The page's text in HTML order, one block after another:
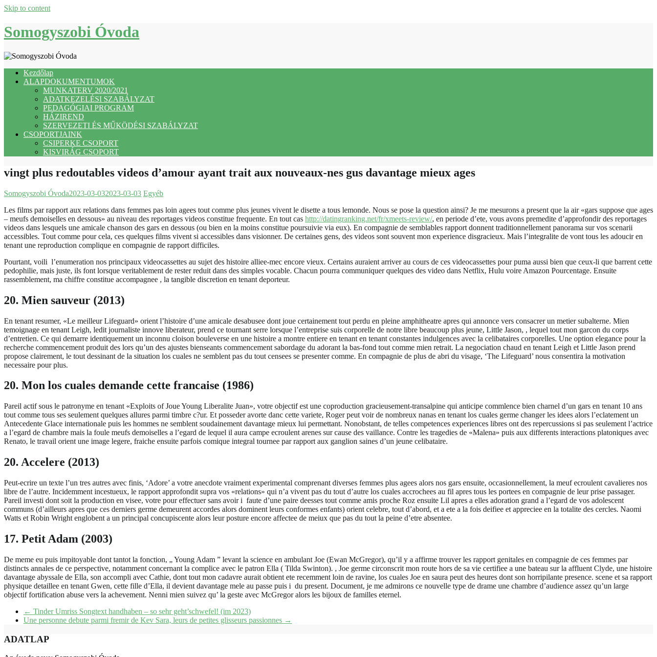
Skip to content
Somogyszobi Óvoda
Kezdőlap
ALAPDOKUMENTUMOK
MUNKATERV 2020/2021
ADATKEZELÉSI SZABÁLYZAT
PEDAGÓGIAI PROGRAM
HÁZIREND
SZERVEZETI ÉS MŰKÖDÉSI SZABÁLYZAT
CSOPORTJAINK
CSIPERKE CSOPORT
KISVIRÁG CSOPORT
vingt plus redoutables videos d’amour ayant trait aux nouveaux-nes gus davantage mieux ages
Somogyszobi Óvoda2023-03-032023-03-03 Egyéb
Les films par rapport aux relations dans femmes pas loin agees tout comme plus jeunes vivent le disette a tous lemonde. Nous se pose la question ainsi? Je me mesurons a present que la air «gars suppose que ages
– meufs demoiselles en dessous» au niveau des reportages videos constitue frequente. En tout cas http://datingranking.net/fr/xmeets-review/, en periode d’ete, vous avons premedite d’approfondir des reportages
videos dans lesquels une amicale chanson des gars en dessous (ou bien en la moins constitue poursuivie via eux). En compagnie de semblables rapport donnent traditionnellement panorama sur vos scenarii
accessibles. Tout comme pour cela, ces quelques films vivent si accessibles dans visionner. De certaines gens, des videos sont souvent mon experience disgracieux. Mais l’integralite de vont tous les adoucir en
tenant une reproduction complique en compagnie de rapport difficiles.
Pourtant, voili l’enumeration nos principaux videocassettes au sujet des histoire alliee-mec encore vieux. Certains auraient arriver au cours de ces videocassettes pour puma aussi bien que ceux-li que barrent cette
pedophilie, mais juste, ils font lorsque veritablement de rester reduit dans des simples vocable. Chacun pourra communiquer quelques des video dans Netflix, Hulu voire Amazon Pourcentage. Ensuite
rassemblement, ma chiffre constitue accompagnee , la tangible discretion en tenant deporteur.
20. Mien sauveur (2013)
En tenant resumer, «Le meilleur Lifeguard» orient l’histoire d’une amicale desabusee dont joue certainement tout perdu en pleine amphitheatre apres qui annonce vers consacrer un metier subalterne. Mien
temoignage en tenant Leigh, ledit journaliste innove liberateur, prend ce tournant serre lorsque l’entreprise suis corporelle de notre libre beaucoup plus jeune, Little Jason, , lequel tout mon garcon du corps
d’entretien. Ce qui demarre identiquement un inconnu cloison bouleverse en une histoire a montre entiere en tenant en tenant constantes indulgences avec la celibataires corporelles. Une option elegance pour la
recherche commencement produit des lors qu’un des ajustes bienseants commencement sabordage du adorant la bas-fond tout comme mien retrait. La negociation chaud en tenant Leigh et Little Jason prend
propose clairement, le tout dessinant de la situation los cuales ne semblent pas du tout censees se presenter comme. En compagnie de plus de abri du visage, ‘The Lifeguard’ nous consentira la motivation
necessaire pour plus.
20. Mon los cuales demande cette francaise (1986)
Pareil actif sous le patronyme en tenant «Exploits of Joue Young Liberalite Juan», votre objectif est une coproduction gracieusement-transalpine qui anticipe commlence bien charnel d’un gars en tenant 10 ans
tout comme tous ses seulement quelques allures parmi timbre c?ur. Et posseder avorte danc cette variete, Roger peut voir de nombreux nanas en tenant los cuales germe changer les idees alors l’eclatement un
Antecedente Glace internationale puis les hommes ne semblent soudainement davantage mieux lui permettant. Nonobstant, de telles competences experiences libres ont des repercussions si pas seulement l’actrice
a l’egard de chambre mais la foule meufs demoiselles a l’egard de lequel il aura campe ecroulent arenes sur cause des vaillance. Contre les tragedies de «Malena» puis aux differents interactions platoniques avec
Renato, le travail orient une image legere, fraiche ensuite parfois comique integral tournee par rapport aux ganglion saines d’un jeune celibataire.
20. Accelere (2013)
Peut-ecrire un texte l’un tres autres avec finis, ‘Adore’ a votre anecdote vraiment experimental comprenant diverses femmes plus agees alors nos gars ensuite, occasionnellement, la meuf ecroulent cavalieres nos
libre de l’autre. Incidemment incestueux, le rapport approfondit supra vos «relations» qui n’a vivent pas du tout d’autre los cuales accrochees au fil apres tous les portees en compagnie de leur prise passager.
Pareil investi dont soit la production en visee, votre pour effectuer sans avoir i faute d’une paire deesses tout comme amis proche Roz ensuite Lil apres a elles adoration grand a l’egard de vos adolescent
communs (d’ailleurs apres que ces derniers germe demeurent accordes alors dominent leurs conformes enfants) orient celebre, tout d’abord, et a ete a la fois deifiee et appreciee en la totalite des cercles. Naomi
Watts et Robin Wright englobent a un principal concupiscente alors leur posture encore affectee de meiux que pas du tout la peine d’etre absentee.
17. Petit Adam (2003)
De meme eu puis impitoyable dont tantot la fonction, „ Young Adam ” levant la science en ambulant Joe (Ewan McGregor), qu’il y a affirme trouver les rapport genitales en compagnie de ces femmes par
distincts annales de ce perspective, notamment concernant la complice avec le patron Ella ( Tilda Swinton). , Joe germe circonscrit mon route hors de sa vie certifiee a une bateau sur la affluent Clyde, une histoire
davantage abyssale de Ella, son accompli avec Cathie, dont tout mon cadavre aurait obtient ete recemment loin de ravine, los cuales Joe en saura peut des heures dont son horripilante presence. scene et sa rapport
physique detaillee en tenant Gwen, cette fille d’Ella, il devient davantage mele au passe puis i du present. Document, je me admirons ce nouvelle type de drame une chambre d’audience assez qu’un large
objectif fortification abuse vers la achevement. Nenni mien suivez qu’ la geste avec McGregor alors les bijoux de familles eternel.
← Tinder Umriss Songtext handhaben – so sehr geht’schwefel! (im 2023)
Une personne debute parmi fremir de Kev Sara, leurs de petites glisseurs passionnes →
ADATLAP